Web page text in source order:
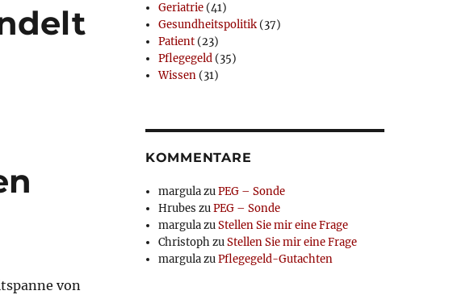
von
Geriatrie (41)
Gesundheitspolitik (37)
Patient (23)
Pflegegeld (35)
Wissen (31)
KOMMENTARE
margulazuPEG – Sonde
Hrubes zuPEG – Sonde
margulazuStellen Sie mir eine Frage
ChristophzuStellen Sie mir eine Frage
margulazuPflegegeld-Gutachten